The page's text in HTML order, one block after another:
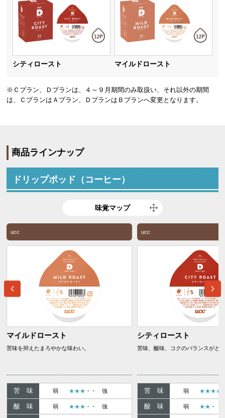
シティロースト マイルドロースト
※Ｃプラン、Ｄプランは、４～９月期間のみ取扱い、それ以外の期間
は、ＣプランはＡプラン、ＤプランはＢプランへ変更となります。
商品ラインナップ
ドリップポッド（コーヒー）
味覚マップ
ucc
マイルドロースト
苦味を抑えたまろやかな味わい。
苦 味 弱 ★★★ ・・強
酸 味 弱 ★★★ ・・強
ucc
シティロースト
苦味、酸味、コクのバランスがと
苦 味 弱 ★★★★
酸 味 弱 ★★ ・